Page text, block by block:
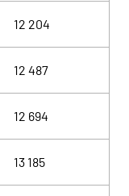
12 204
12 487
12 694
13 185